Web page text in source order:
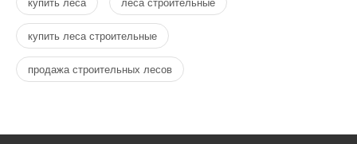
купить леса строительные
продажа строительных лесов